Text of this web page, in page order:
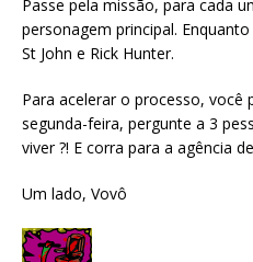
Passe pela missão, para cada
personagem principal.
St John e Rick Hunter.
Para acelerar o processo, você
segunda-feira, pergunte a 3
viver ?! E corra para a agência
Um lado, Vovô